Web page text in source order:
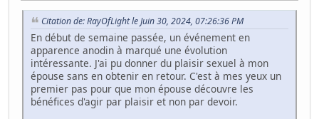
Citation de: RayOfLight le Juin 30, 2024, 07:26:36 PM
En début de semaine passée, un événement en
apparence anodin à marqué une évolution
intéressante. J'ai pu donner du plaisir sexuel à mon
épouse sans en obtenir en retour. C'est à mes yeux un
premier pas pour que mon épouse découvre les
bénéfices d'agir par plaisir et non par devoir.